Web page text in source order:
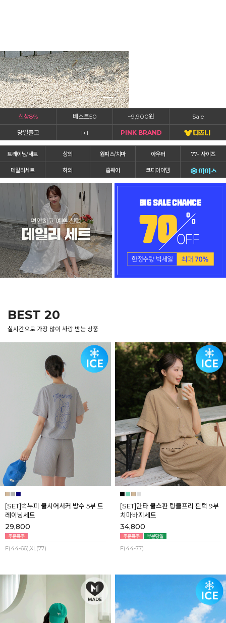
신상8% 베스트50 ~9,900원 Sale
당일출고 1+1 PINK BRAND
트레이닝/세트 상의 원피스/치마 아우터 77+ 사이즈
데일리세트 하의 홈웨어 코디아이템
BEST 20
실시간으로 가장 많이 사랑 받는 상품
[SET]백누피 쿨시어서커 방수 5부 트
레이닝세트
29,800
F(44-66),XL(77)
[SET]만타 쿨스판 링클프리 핀턱 9부
치마바지세트
34,800
F(44-77)